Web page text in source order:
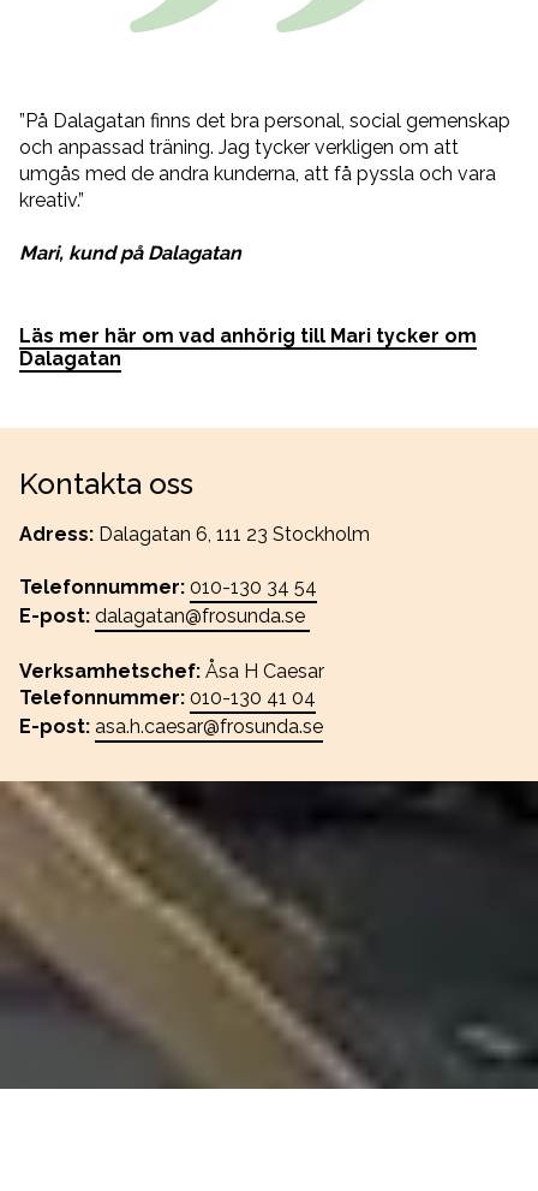
”På Dalagatan finns det bra personal, social gemenskap
och anpassad träning. Jag tycker verkligen om att
umgås med de andra kunderna, att få pyssla och vara
kreativ.”
Mari, kund på Dalagatan
Läs mer här om vad anhörig till Mari tycker om
Dalagatan
Kontakta oss
Adress: Dalagatan 6, 111 23 Stockholm
Telefonnummer: 010-130 34 54
E-post: dalagatan@frosunda.se
Verksamhetschef: Åsa H Caesar
Telefonnummer: 010-130 41 04
E-post: asa.h.caesar@frosunda.se